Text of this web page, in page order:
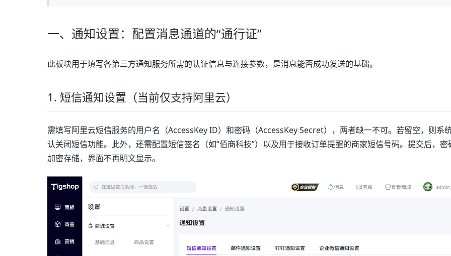
一、通知设置：配置消息通道的“通行证”
此板块用于填写各第三方通知服务所需的认证信息与连接参数，是消息能否成功发送的基础。
1. 短信通知设置（当前仅支持阿里云）
需填写阿里云短信服务的用户名（AccessKey ID）和密码（AccessKey Secret），两者缺一不可。若留空，则系
认关闭短信功能。此外，还需配置短信签名（如“佰商科技”）以及用于接收订单提醒的商家短信号码。提交后，密
加密存储，界面不再明文显示。